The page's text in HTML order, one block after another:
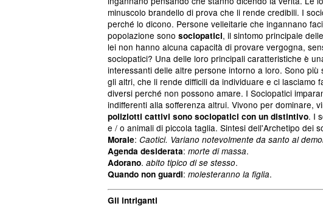
minuscolo brandello di prova che li rende credibili. I
perché lo dicono. Persone velleitarie che ingannano
popolazione sono sociopatici, il sintomo principale
lei non hanno alcuna capacità di provare vergogna,
sociopatici? Una delle loro principali caratteristiche è
interessanti delle altre persone intorno a loro. Sono
gli altri, che li rende difficili da individuare e ci lasciamo
diversi perché non possono amare. I Sociopatici
indifferenti alla sofferenza altrui. Vivono per dominare,
poliziotti cattivi sono sociopatici con un distintivo. I
e / o animali di piccola taglia. Sintesi dell'Archetipo dei
Morale: Caotici. Variano notevolmente da santo al
Agenda desiderata: morte di massa.
Adorano. abito tipico di se stesso.
Quando non guardi: molesteranno la figlia.
Gli intriganti